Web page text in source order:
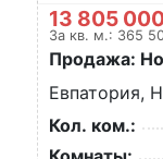
13 805
За кв. м.: 365
Продажа:
Евпатория,
Кол. ком.: